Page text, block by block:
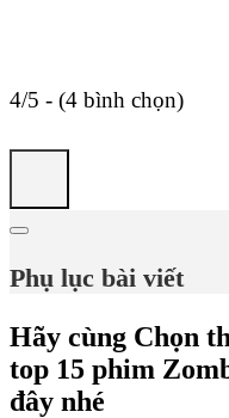
4/5 - (4 bình chọn)
Phụ lục bài viết
Hãy cùng Chọn
top 15 phim
đây nhé